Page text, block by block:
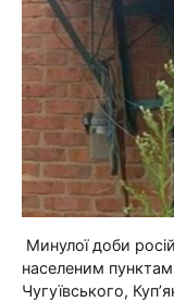
Минулої доби
населеним пунктам
Чугуївського,